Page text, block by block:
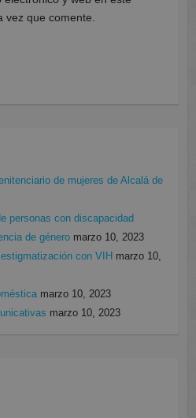
vez que comente.
de mujeres de Alcalá de
personas con discapacidad
de género marzo 10, 2023
con VIH marzo 10,
marzo 10, 2023
marzo 10, 2023